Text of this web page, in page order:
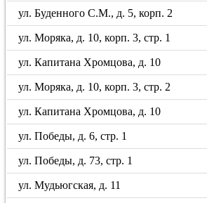
ул. Буденного С.М., д. 5, корп. 2
ул. Моряка, д. 10, корп. 3, стр. 1
ул. Капитана Хромцова, д. 10
ул. Моряка, д. 10, корп. 3, стр. 2
ул. Капитана Хромцова, д. 10
ул. Победы, д. 6, стр. 1
ул. Победы, д. 73, стр. 1
ул. Мудьюгская, д. 11